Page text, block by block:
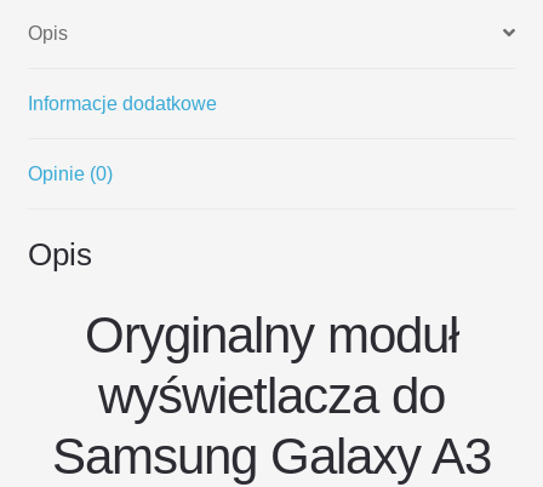
Opis
Informacje dodatkowe
Opinie (0)
Opis
Oryginalny moduł
wyświetlacza do
Samsung Galaxy A3